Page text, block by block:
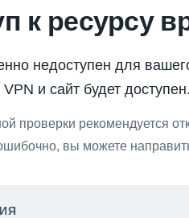
к ресурсу
недоступен для
и сайт будет доступен.
проверки рекомендуется
вы можете